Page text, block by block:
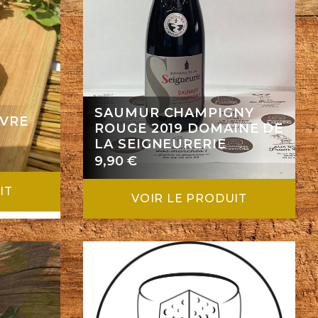
SAUMUR CHAMPIGNY
ROUGE 2019 DOMAINE DE
LA SEIGNEURERIE
9,90€
VOIR LE PRODUIT